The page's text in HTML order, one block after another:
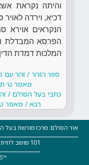
והיתה נקראת
דכיא, וירדה
הנקראים אוירא
הפרסא המבדלת
המלכות דמדת
ספר הזהר / זהר עם
מאמר ט׳
כתבי בעל הסולם /
רבא / מאמר
101 מושב לוזית 9984500, טלפון: 051-5730078